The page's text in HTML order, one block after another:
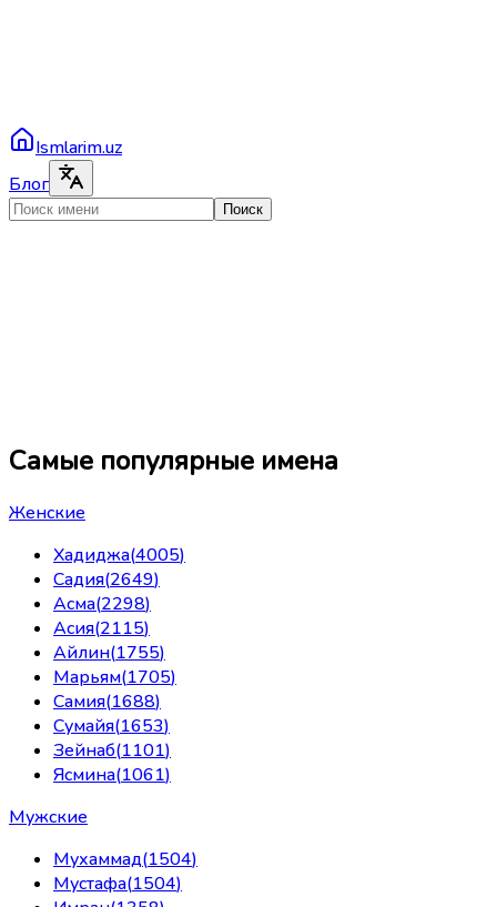
Ismlarim.uz
Блог
Поиск
Самые популярные имена
Женские
Хадиджа(4005)
Садия(2649)
Асма(2298)
Асия(2115)
Айлин(1755)
Марьям(1705)
Самия(1688)
Сумайя(1653)
Зейнаб(1101)
Ясмина(1061)
Мужские
Мухаммад(1504)
Мустафа(1504)